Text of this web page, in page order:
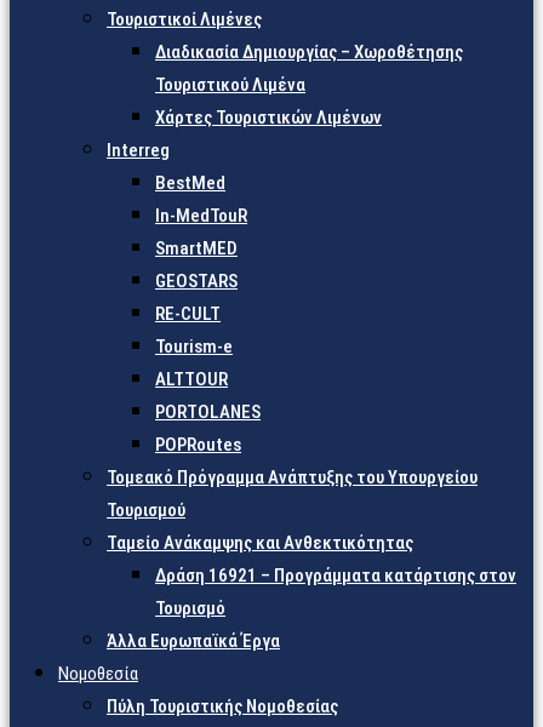
Τουριστικοί Λιμένες
Διαδικασία Δημιουργίας – Χωροθέτησης
Τουριστικού Λιμένα
Χάρτες Τουριστικών Λιμένων
Interreg
BestMed
In-MedTouR
SmartMED
GEOSTARS
RE-CULT
Tourism-e
ALTTOUR
PORTOLANES
POPRoutes
Τομεακό Πρόγραμμα Ανάπτυξης του Υπουργείου
Τουρισμού
Ταμείο Ανάκαμψης και Ανθεκτικότητας
Δράση 16921 – Προγράμματα κατάρτισης στον
Τουρισμό
Άλλα Ευρωπαϊκά Έργα
Νομοθεσία
Πύλη Τουριστικής Νομοθεσίας